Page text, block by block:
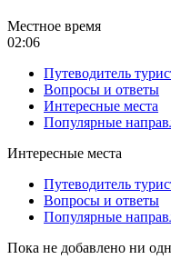
Местное время
02:06
Путеводитель
Вопросы и ответы
Интересные места
Популярные
Интересные места
Путеводитель
Вопросы и ответы
Популярные
Пока не добавлено ни